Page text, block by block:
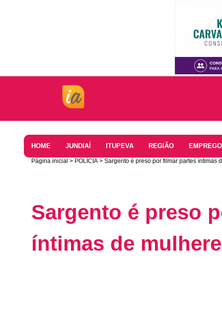
HOME JUNDIAÍ ITUPEVA REGIÃO
Página inicial POLÍCIA Sargento é preso por filmar partes íntimas
Sargento é preso
íntimas de